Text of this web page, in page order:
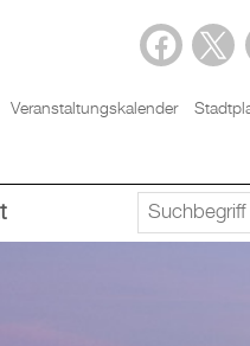
Veranstaltungskalender